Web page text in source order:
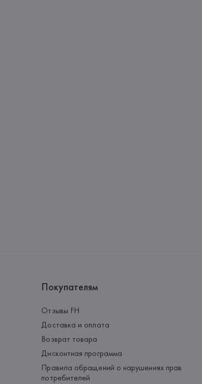
Покупателям
Отзывы FH
Доставка и оплата
Возврат товара
Дисконтная программа
Правила обращений о нарушениях прав
потребителей